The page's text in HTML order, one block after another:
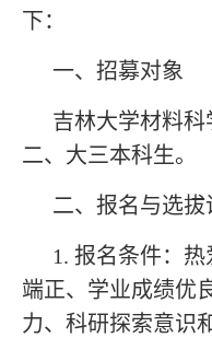
下：
一、招募对象
吉林大学材料
二、大三本科生。
二、报名与选拔
1. 报名条件：
端正、学业成绩优
力、科研探索意识